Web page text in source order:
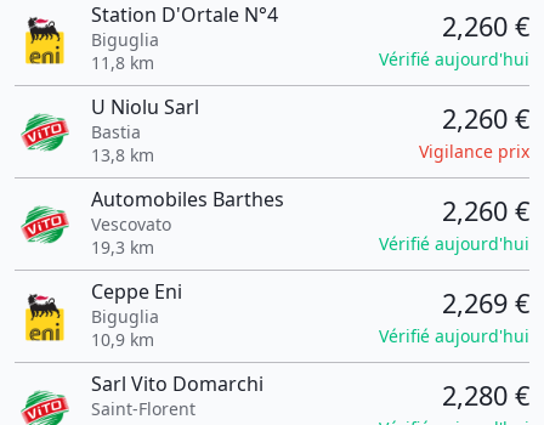
Station D'Ortale N°4
Biguglia
11,8 km
2,260 €
Vérifié aujourd'hui
U Niolu Sarl
Bastia
13,8 km
2,260 €
Vigilance prix
Automobiles Barthes
Vescovato
19,3 km
2,260 €
Vérifié aujourd'hui
Ceppe Eni
Biguglia
10,9 km
2,269 €
Vérifié aujourd'hui
Sarl Vito Domarchi
Saint-Florent
2,280 €